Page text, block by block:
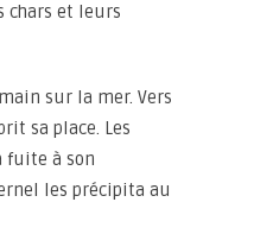
chars et leurs
sur la mer. Vers
sa place. Les
fuite à son
les précipita au